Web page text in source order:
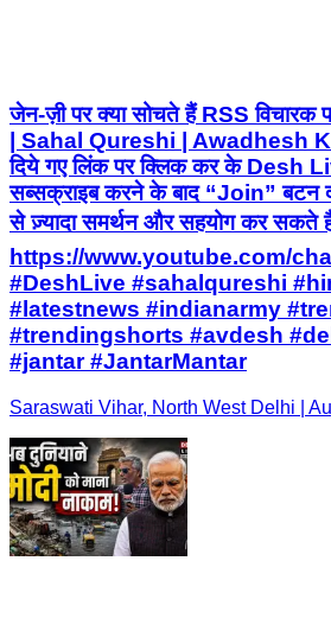
जेन-ज़ी पर क्या सोचते हैं RSS
| Sahal Qureshi | Awadhesh
दिये गए लिंक पर क्लिक कर के Desh
सब्सक्राइब करने के बाद “Join” बटन
से ज़्यादा समर्थन और सहयोग कर सकते
https://www.youtube.com/
#DeshLive #sahalqureshi
#latestnews #indianarmy
#trendingshorts #avdesh
#jantar #JantarMantar
Saraswati Vihar, North West Delhi |